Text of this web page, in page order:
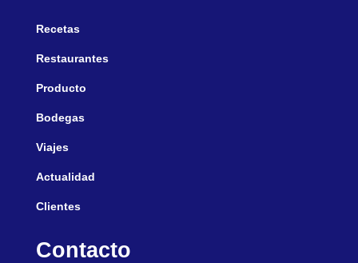
Recetas
Restaurantes
Producto
Bodegas
Viajes
Actualidad
Clientes
Contacto